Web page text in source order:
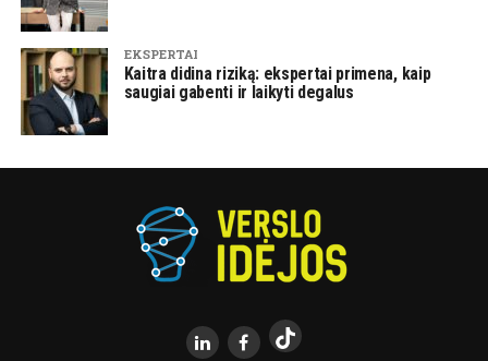
EKSPERTAI
Kaitra didina riziką: ekspertai primena, kaip
saugiai gabenti ir laikyti degalus